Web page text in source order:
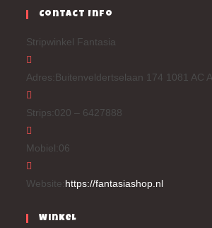
Contact Info
Stripwinkel Fantasia
Adres: Buitenveldertselaan 174 1081 AC
Strips: 020 – 6427888
Mobiel: 06
Website: https://fantasiashop.nl
Winkel